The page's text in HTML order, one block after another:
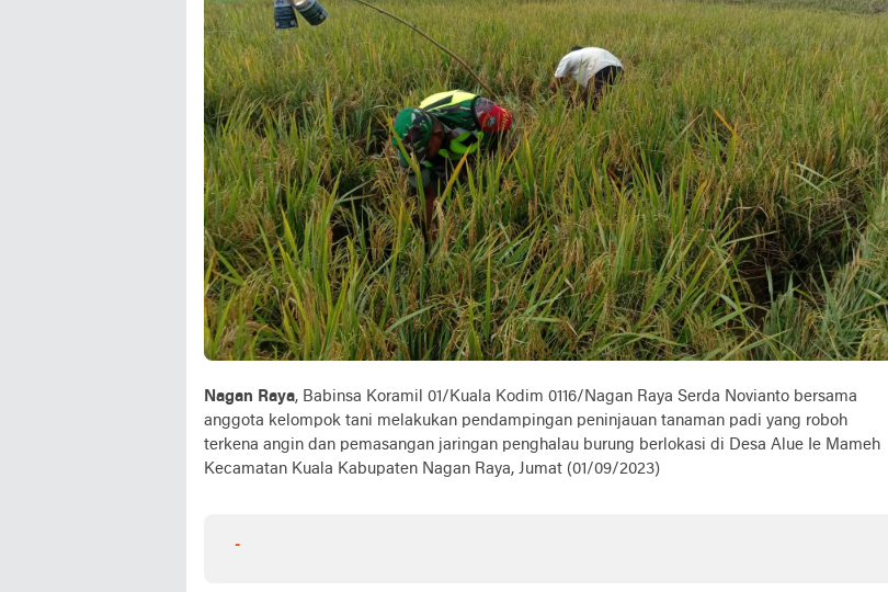
Nagan Raya, Babinsa Koramil 01/Kuala Kodim 0116/Nagan Raya Serda Novianto bersama
anggota kelompok tani melakukan pendampingan peninjauan tanaman padi yang roboh
terkena angin dan pemasangan jaringan penghalau burung berlokasi di Desa Alue Ie Mameh
Kecamatan Kuala Kabupaten Nagan Raya, Jumat (01/09/2023)
-